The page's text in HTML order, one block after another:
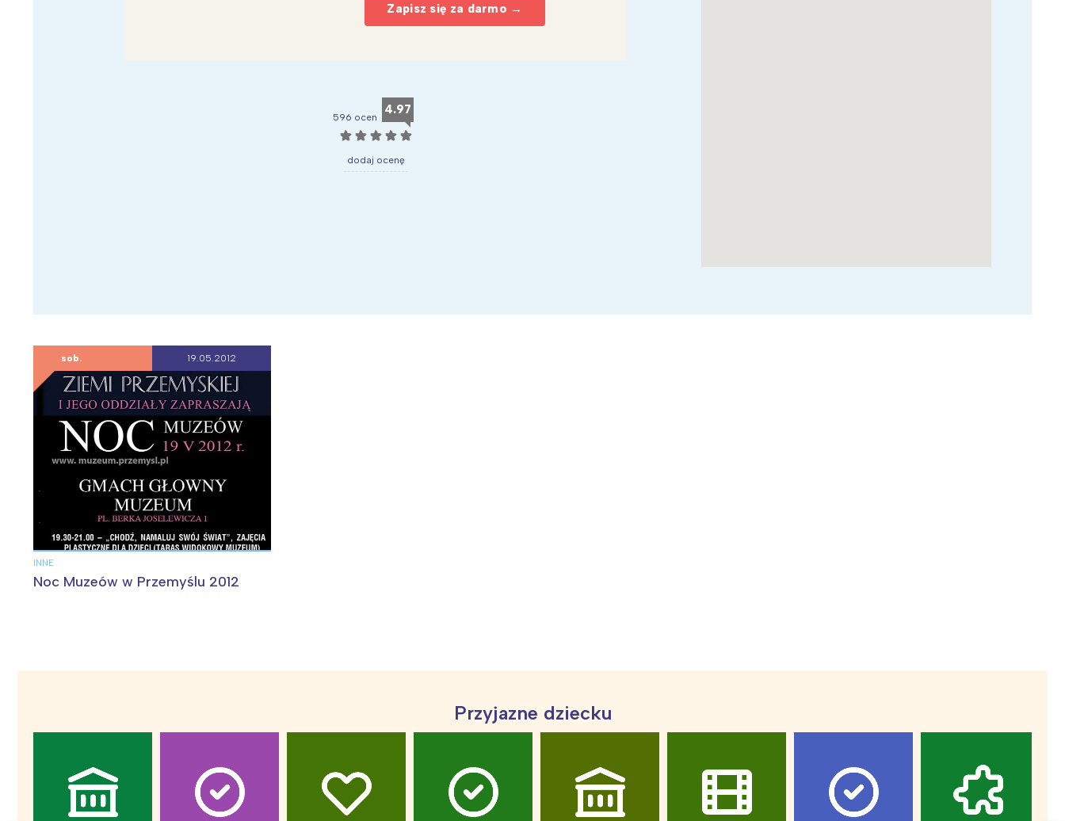
Zapisz się za darmo →
596 ocen
4.97
☆ ☆ ☆ ☆ ☆
dodaj ocenę
sob. 19.05.2012
INNE
Noc Muzeów w Przemyślu 2012
Przyjazne dziecku
Interesują mnie wydarzenia z tego regionu: